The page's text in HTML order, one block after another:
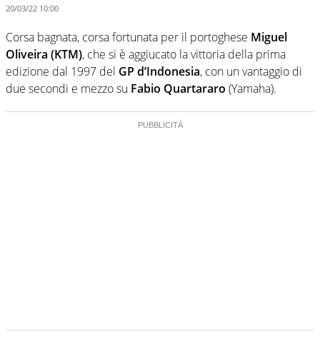
20/03/22 10:00
Corsa bagnata, corsa fortunata per il portoghese Miguel
Oliveira (KTM), che si è aggiucato la vittoria della prima
edizione dal 1997 del GP d’Indonesia, con un vantaggio di
due secondi e mezzo su Fabio Quartararo (Yamaha).